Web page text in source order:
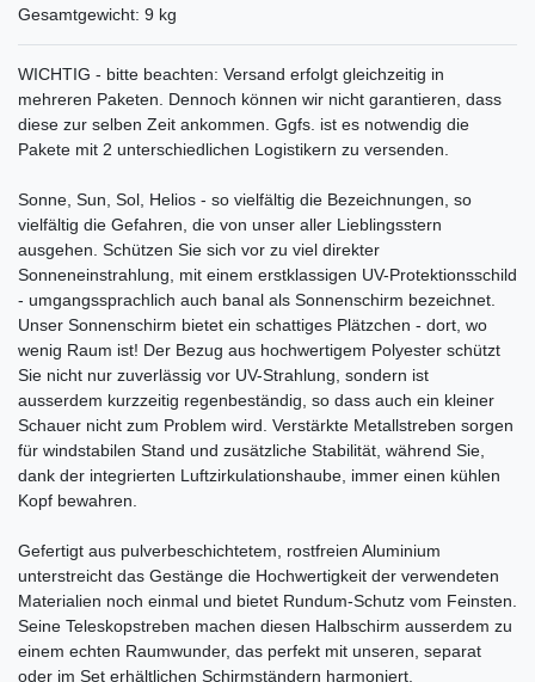
Gesamtgewicht: 9 kg
WICHTIG - bitte beachten: Versand erfolgt gleichzeitig in
mehreren Paketen. Dennoch können wir nicht garantieren, dass
diese zur selben Zeit ankommen. Ggfs. ist es notwendig die
Pakete mit 2 unterschiedlichen Logistikern zu versenden.
Sonne, Sun, Sol, Helios - so vielfältig die Bezeichnungen, so
vielfältig die Gefahren, die von unser aller Lieblingsstern
ausgehen. Schützen Sie sich vor zu viel direkter
Sonneneinstrahlung, mit einem erstklassigen UV-Protektionsschild
- umgangssprachlich auch banal als Sonnenschirm bezeichnet.
Unser Sonnenschirm bietet ein schattiges Plätzchen - dort, wo
wenig Raum ist! Der Bezug aus hochwertigem Polyester schützt
Sie nicht nur zuverlässig vor UV-Strahlung, sondern ist
ausserdem kurzzeitig regenbeständig, so dass auch ein kleiner
Schauer nicht zum Problem wird. Verstärkte Metallstreben sorgen
für windstabilen Stand und zusätzliche Stabilität, während Sie,
dank der integrierten Luftzirkulationshaube, immer einen kühlen
Kopf bewahren.
Gefertigt aus pulverbeschichtetem, rostfreien Aluminium
unterstreicht das Gestänge die Hochwertigkeit der verwendeten
Materialien noch einmal und bietet Rundum-Schutz vom Feinsten.
Seine Teleskopstreben machen diesen Halbschirm ausserdem zu
einem echten Raumwunder, das perfekt mit unseren, separat
oder im Set erhältlichen Schirmständern harmoniert.